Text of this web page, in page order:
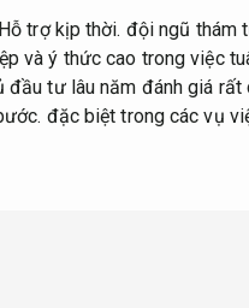
Hỗ trợ kịp thời. đội ngũ thám
và ý thức cao trong việc
đầu tư lâu năm đánh giá
đặc biệt trong các vụ